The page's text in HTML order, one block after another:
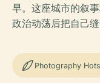
早。这座城市的叙
政治动荡后把自己缝
Photography